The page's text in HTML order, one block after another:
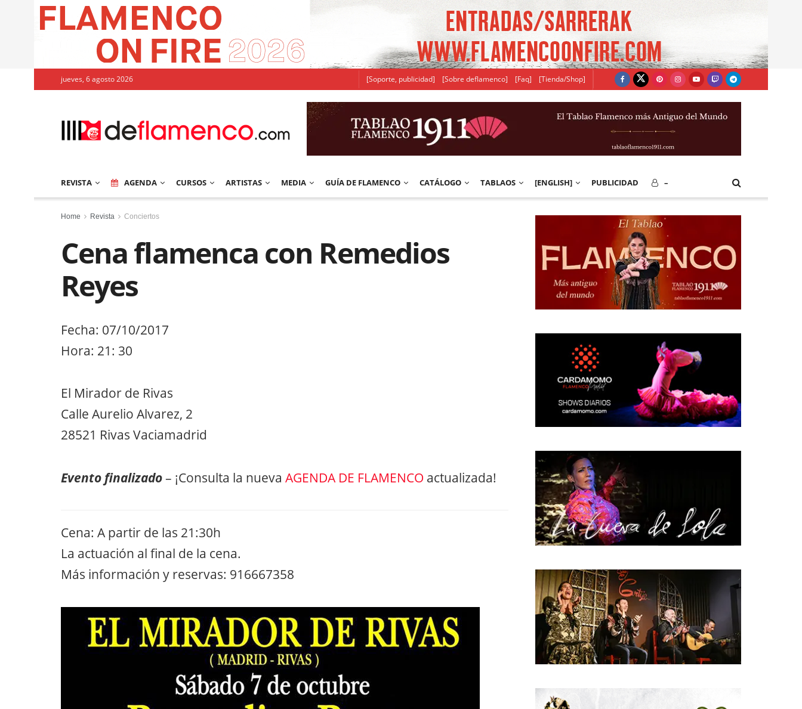
jueves, 6 agosto 2026 [Soporte, publicidad] [Sobre deflamenco] [Faq] [Tienda/Shop]
REVISTA AGENDA CURSOS ARTISTAS MEDIA GUÍA DE FLAMENCO CATÁLOGO TABLAOS [ENGLISH] PUBLICIDAD –
Home Revista Conciertos
Cena flamenca con Remedios
Reyes
Fecha: 07/10/2017
Hora: 21: 30
El Mirador de Rivas
Calle Aurelio Alvarez, 2
28521 Rivas Vaciamadrid
Evento finalizado– ¡Consulta la nueva AGENDA DE FLAMENCO actualizada!
Cena: A partir de las 21:30h
La actuación al final de la cena.
Más información y reservas: 916667358